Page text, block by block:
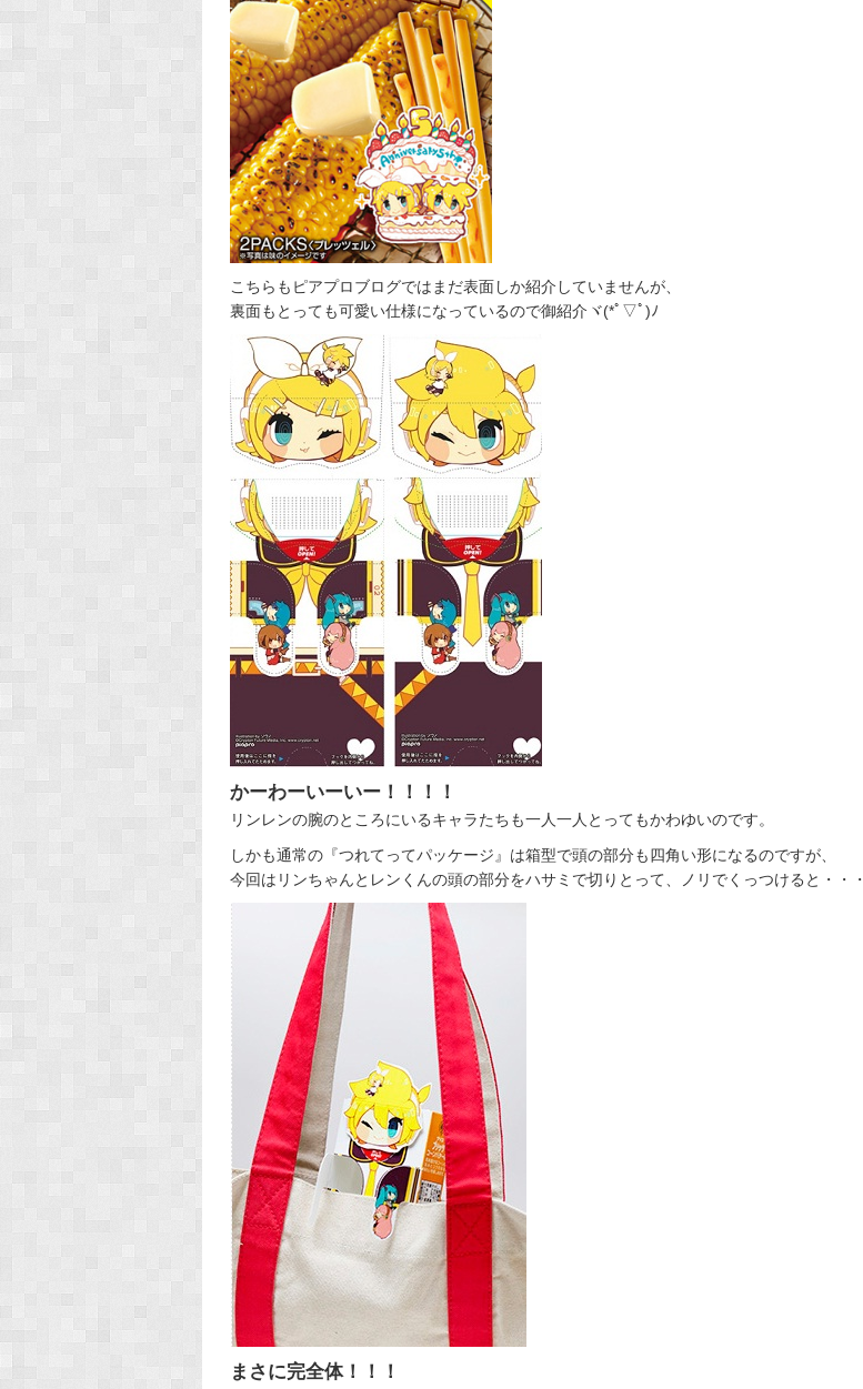
こちらもピアプロブログではまだ表面しか紹介していませんが、
裏面もとっても可愛い仕様になっているので御紹介ヾ(*ﾟ▽ﾟ)ﾉ
かーわーいーいー！！！！
リンレンの腕のところにいるキャラたちも一人一人とってもかわゆいのです。
しかも通常の『つれてってパッケージ』は箱型で頭の部分も四角い形になるのですが、
今回はリンちゃんとレンくんの頭の部分をハサミで切りとって、ノリでくっつけると・・・
まさに完全体！！！